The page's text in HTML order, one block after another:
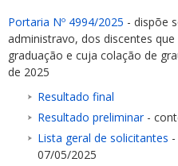
Portaria Nº 4994/2025 - dispõe
administravo, dos discentes
graduação e cuja colação de
de 2025
Resultado final
Resultado preliminar-
Lista geral de solicitantes
07/05/2025